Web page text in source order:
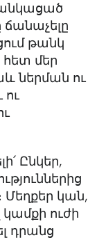
թանկ
մեր
ներման ու
ու
Ընկեր,
Մեղքեր կան,
ուժի
դրանց